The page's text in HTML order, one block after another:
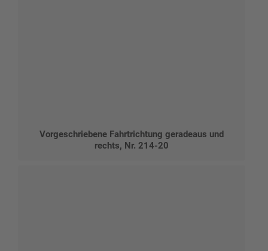
Vorgeschriebene Fahrtrichtung geradeaus und
rechts, Nr. 214-20